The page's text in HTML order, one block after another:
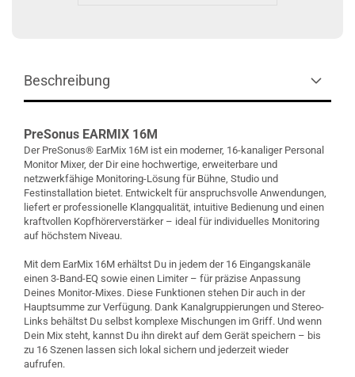
Beschreibung
PreSonus EARMIX 16M
Der PreSonus® EarMix 16M ist ein moderner, 16-kanaliger Personal
Monitor Mixer, der Dir eine hochwertige, erweiterbare und
netzwerkfähige Monitoring-Lösung für Bühne, Studio und
Festinstallation bietet. Entwickelt für anspruchsvolle Anwendungen,
liefert er professionelle Klangqualität, intuitive Bedienung und einen
kraftvollen Kopfhörerverstärker – ideal für individuelles Monitoring
auf höchstem Niveau.
Mit dem EarMix 16M erhältst Du in jedem der 16 Eingangskanäle
einen 3-Band-EQ sowie einen Limiter – für präzise Anpassung
Deines Monitor-Mixes. Diese Funktionen stehen Dir auch in der
Hauptsumme zur Verfügung. Dank Kanalgruppierungen und Stereo-
Links behältst Du selbst komplexe Mischungen im Griff. Und wenn
Dein Mix steht, kannst Du ihn direkt auf dem Gerät speichern – bis
zu 16 Szenen lassen sich lokal sichern und jederzeit wieder
aufrufen.